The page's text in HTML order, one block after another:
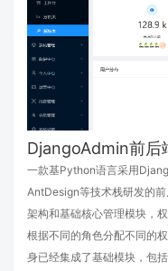
DjangoAdmin前后
一款基Python语言采用
AntDesign等技术栈研发的
架构和基础核心管理模块，
根据不同的角色分配不同的
身已经集成了基础模块，包